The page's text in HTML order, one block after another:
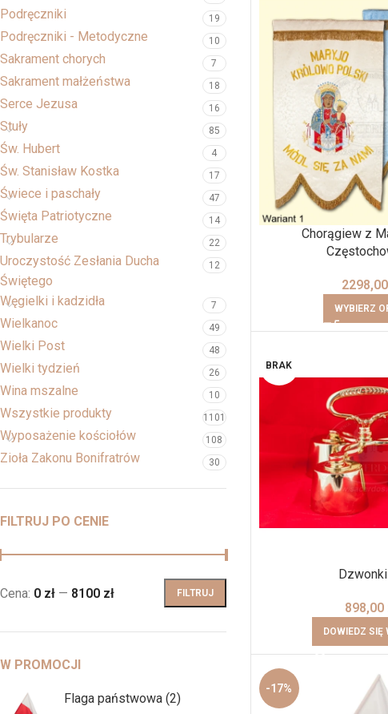
Podręczniki 19
Podręczniki - Metodyczne 10
Sakrament chorych 7
Sakrament małżeństwa 18
Serce Jezusa 16
Stuły 85
Św. Hubert 4
Św. Stanisław Kostka 17
Świece i paschały 47
Święta Patriotyczne 14
Trybularze 22
Uroczystość Zesłania Ducha
Świętego
12
Węgielki i kadzidła 7
Wielkanoc 49
Wielki Post 48
Wielki tydzień 26
Wina mszalne 10
Wszystkie produkty 1101
Wyposażenie kościołów 108
Zioła Zakonu Bonifratrów 30
FILTRUJ PO CENIE
FILTRUJ
Cena: 0 zł — 8100 zł
W PROMOCJI
Flaga państwowa (2)
Chorągiew z
2298,00
WYBIERZ
BRAK
898,00
DOWIEDZ SIĘ
-17%